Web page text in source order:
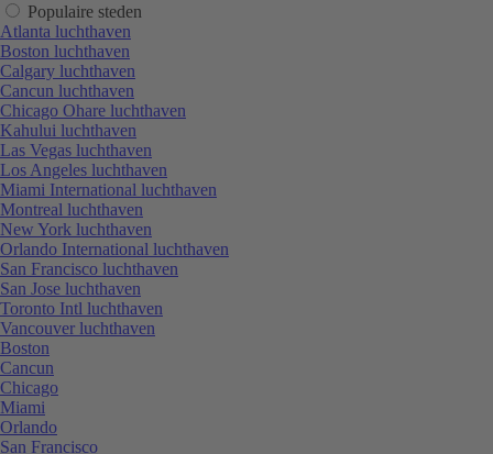
Populaire steden
Atlanta luchthaven
Boston luchthaven
Calgary luchthaven
Cancun luchthaven
Chicago Ohare luchthaven
Kahului luchthaven
Las Vegas luchthaven
Los Angeles luchthaven
Miami International luchthaven
Montreal luchthaven
New York luchthaven
Orlando International luchthaven
San Francisco luchthaven
San Jose luchthaven
Toronto Intl luchthaven
Vancouver luchthaven
Boston
Cancun
Chicago
Miami
Orlando
San Francisco